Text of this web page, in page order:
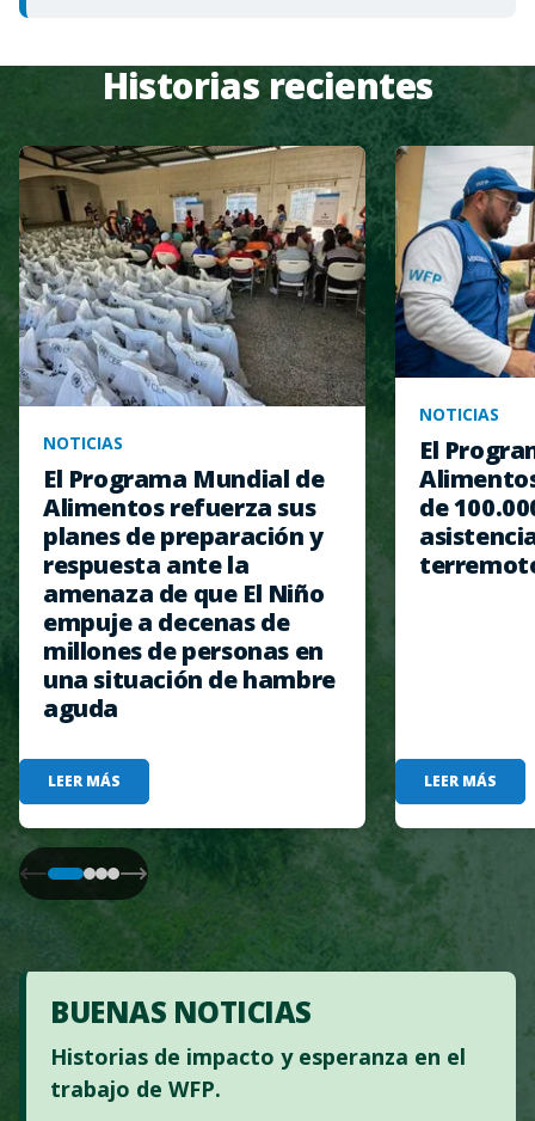
Historias recientes
NOTICIAS
El Programa Mundial de
Alimentos refuerza sus
planes de preparación y
respuesta ante la
amenaza de que El Niño
empuje a decenas de
millones de personas en
una situación de hambre
aguda
LEER MÁS
NOTICIAS
El
de
LEER MÁS
BUENAS NOTICIAS
Historias de impacto y esperanza en el
trabajo de WFP.